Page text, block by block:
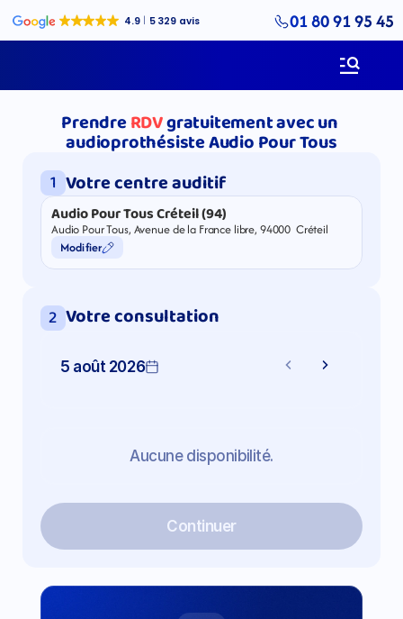
01 80 91 95 45
PrendreRDVgratuitement avec un
audioprothésiste Audio Pour Tous
1 Votre centre auditif
Audio Pour Tous Créteil (94)
Audio Pour Tous, Avenue de la France libre, 94000  Créteil
Modifier
2 Votre consultation
5 août 2026
Aucune disponibilité.
Continuer